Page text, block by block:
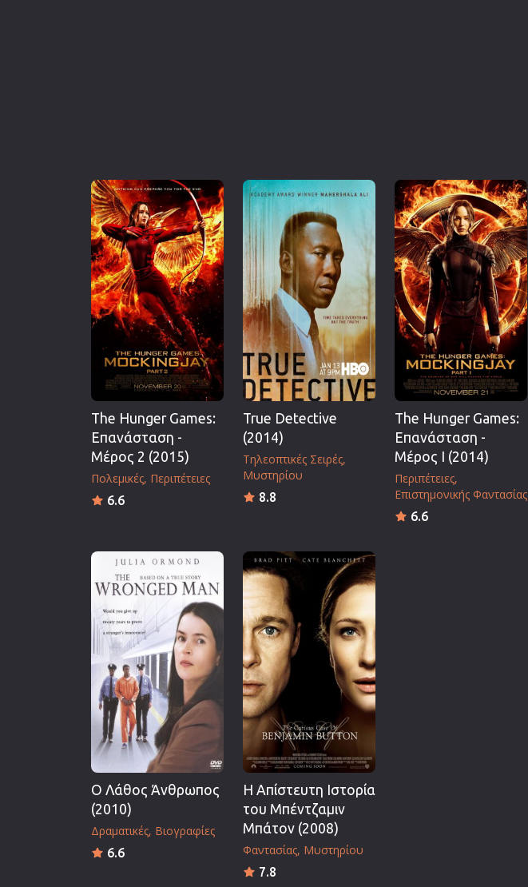
The Hunger Games:
Επανάσταση -
Μέρος 2 (2015)
Πολεμικές Περιπέτειες
6.6
True Detective
(2014)
Τηλεοπτικές Σειρές
Μυστηρίου
8.8
The Hunger Games:
Επανάσταση -
Μέρος I (2014)
Περιπέτειες
Επιστημονικής Φαντασίας
6.6
Ο Λάθος Άνθρωπος
(2010)
Δραματικές Βιογραφίες
6.6
Η Απίστευτη Ιστορία
του Μπέντζαμιν
Μπάτον (2008)
Φαντασίας Μυστηρίου
7.8